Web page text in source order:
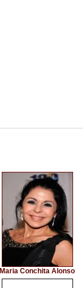
Maria Conchita Alonso